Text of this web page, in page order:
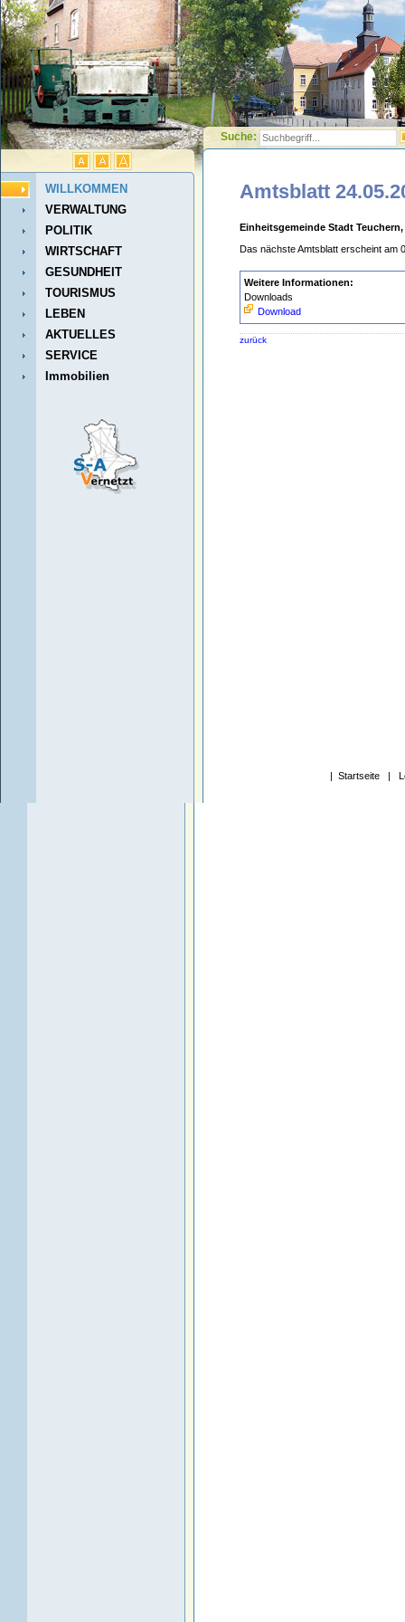
Suche:
WILLKOMMEN
VERWALTUNG
POLITIK
WIRTSCHAFT
GESUNDHEIT
TOURISMUS
LEBEN
AKTUELLES
SERVICE
Immobilien
Amtsblatt
Einheitsgemeinde Stadt Teuchern,
Das nächste Amtsblatt erscheint am
Weitere Informationen:
Downloads
Download
zurück
| Startseite |